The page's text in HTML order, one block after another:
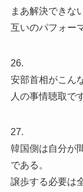
まあ解決できな
互いのパフォー
26.
安部首相がこん
人の事情聴取で
27.
韓国側は自分が
である。
譲歩する必要は